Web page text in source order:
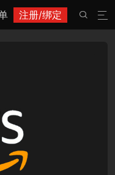
注册/绑定 
